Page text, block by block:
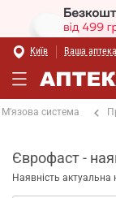
Київ Ваша аптека
М'язова система
Єврофаст -
Наявність актуальна